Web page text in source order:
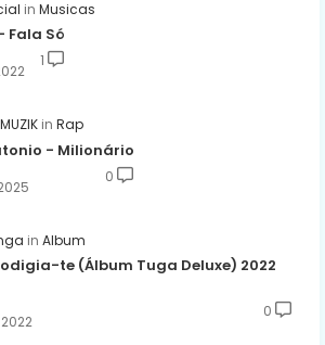
Musicas
Fala Só
1
Rap
- Milionário
0
Album
te (Álbum Tuga Deluxe) 2022
0